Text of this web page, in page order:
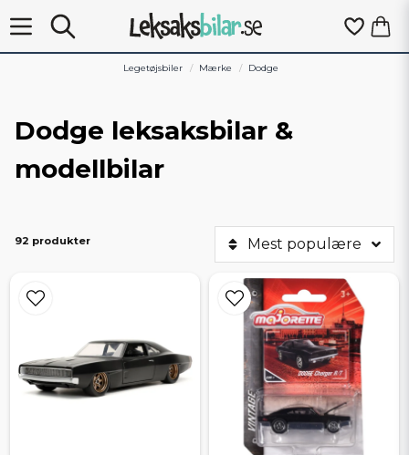
Legetøjsbiler Mærke Dodge
Dodge leksaksbilar &
modellbilar
92 produkter Mest populære